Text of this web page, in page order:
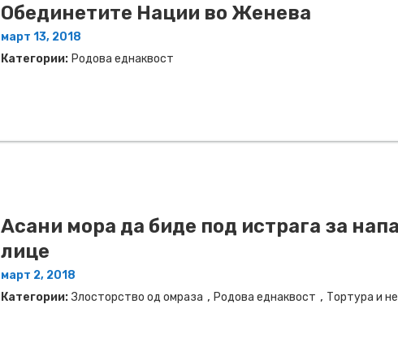
Обединетите Нации во Женева
март 13, 2018
Категории: Родова еднаквост
Асани мора да биде под истрага за
лице
март 2, 2018
Категории: Злосторство од омраза , Родова еднаквост , Тортура и